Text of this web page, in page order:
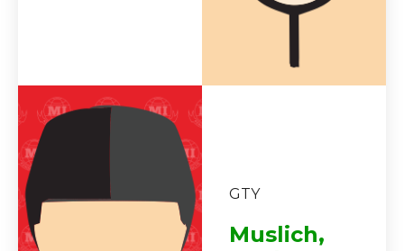
GTY
Muslich,